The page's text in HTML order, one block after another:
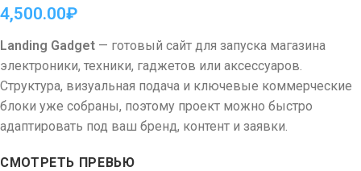
4,500.00₽
Landing Gadget — готовый сайт для запуска магазина
электроники, техники, гаджетов или аксессуаров.
Структура, визуальная подача и ключевые коммерческие
блоки уже собраны, поэтому проект можно быстро
адаптировать под ваш бренд, контент и заявки.
СМОТРЕТЬ ПРЕВЬЮ